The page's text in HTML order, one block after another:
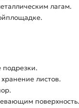
лагам.
подрезки.
листов.
поверхность.